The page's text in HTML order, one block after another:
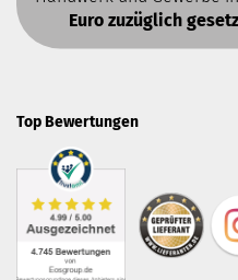
Euro zuzüglich
Top Bewertungen